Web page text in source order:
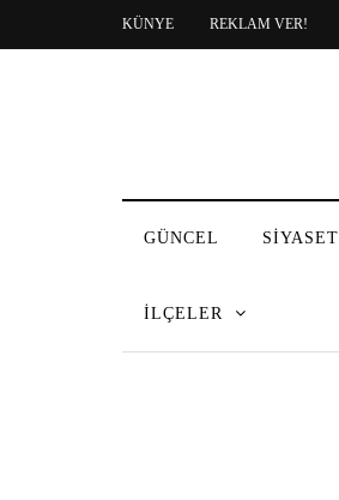
KÜNYE REKLAM VER!
GÜNCEL SİYASET
İLÇELER